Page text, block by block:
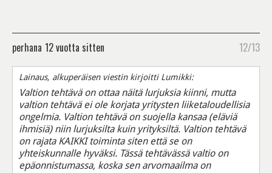
perhana 12 vuotta sitten 12/13
Lainaus, alkuperäisen viestin kirjoitti Lumikki:
Valtion tehtävä on ottaa näitä lurjuksia kiinni, mutta
valtion tehtävä ei ole korjata yritysten liiketaloudellisia
ongelmia. Valtion tehtävä on suojella kansaa (eläviä
ihmisiä) niin lurjuksilta kuin yrityksiltä. Valtion tehtävä
on rajata KAIKKI toiminta siten että se on
yhteiskunnalle hyväksi. Tässä tehtävässä valtio on
epäonnistumassa, koska sen arvomaailma on